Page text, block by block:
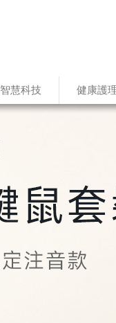
智慧科技 健康護